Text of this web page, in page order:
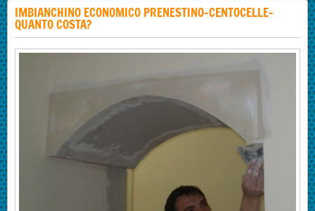
IMBIANCHINO ECONOMICO PRENESTINO-CENTOCELLE-
QUANTO COSTA?